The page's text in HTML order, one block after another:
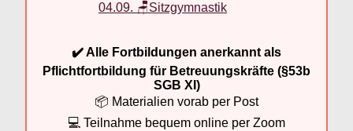
04.09. 🪑Sitzgymnastik
✔️ Alle Fortbildungen anerkannt als
Pflichtfortbildung für Betreuungskräfte (§53b
SGB XI)
📦 Materialien vorab per Post
💻 Teilnahme bequem online per Zoom